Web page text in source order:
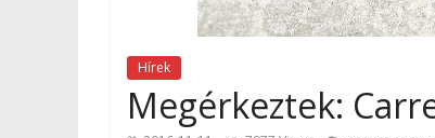
Hírek
Megérkeztek: